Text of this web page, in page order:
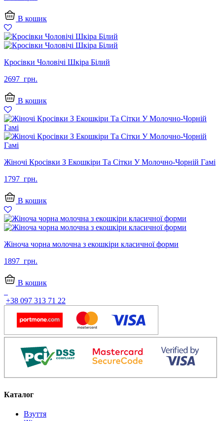
В кошик
Кросівки Чоловічі Шкіра Білий
2697 грн.
В кошик
Жіночі Кросівки З Екошкіри Та Сітки У Молочно-Чорній Гамі
1797 грн.
В кошик
Жіноча чорна молочна з екошкіри класичної форми
1897 грн.
В кошик
+38 097 313 71 22
Каталог
Взуття